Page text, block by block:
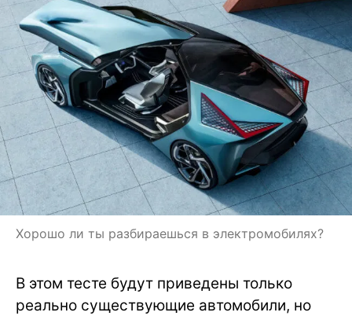
Хорошо ли ты разбираешься в электромобилях?
В этом тесте будут приведены только
реально существующие автомобили, но